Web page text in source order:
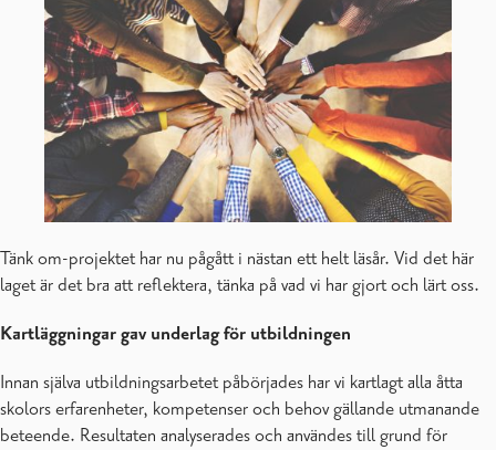
Tänk om-projektet har nu pågått i nästan ett helt läsår. Vid det här
laget är det bra att reflektera, tänka på vad vi har gjort och lärt oss.
Kartläggningar gav underlag för utbildningen
Innan själva utbildningsarbetet påbörjades har vi kartlagt alla åtta
skolors erfarenheter, kompetenser och behov gällande utmanande
beteende. Resultaten analyserades och användes till grund för